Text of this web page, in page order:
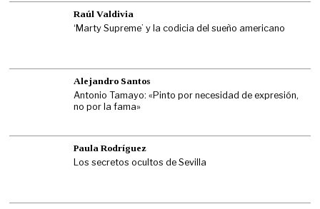
Raúl Valdivia
‘Marty Supreme’ y la codicia del sueño americano
Alejandro Santos
Antonio Tamayo: «Pinto por necesidad de expresión,
no por la fama»
Paula Rodríguez
Los secretos ocultos de Sevilla